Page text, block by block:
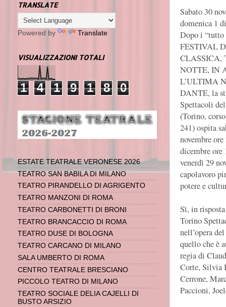
Sabato 30
domenica 1
Dopo i “tutto
FESTIVAL
CLASSICA,
NOTTE, IN
L’ULTIMA
DANTE, la
Spettacoli
(Torino,
241)ospita
novembre
dicembre ore
venerdì 29
capolavoro
potere e
Sì, in
Torino
nell’opera
quello che è
regia di
Corte, Silvia
Cerrone,
Paccioni,
TRANSLATE
Powered by Translate
VISUALIZZAZIONI TOTALI
1 4 1 9 1 8 0
ESTATE TEATRALE VERONESE 2026
TEATRO SAN BABILA DI MILANO
TEATRO PIRANDELLO DI AGRIGENTO
TEATRO MANZONI DI ROMA
TEATRO CARBONETTI DI BRONI
TEATRO BRANCACCIO DI ROMA
TEATRO DUSE DI BOLOGNA
TEATRO CARCANO DI MILANO
SALA UMBERTO DI ROMA
CENTRO TEATRALE BRESCIANO
PICCOLO TEATRO DI MILANO
TEATRO SOCIALE DELIA CAJELLI DI
BUSTO ARSIZIO